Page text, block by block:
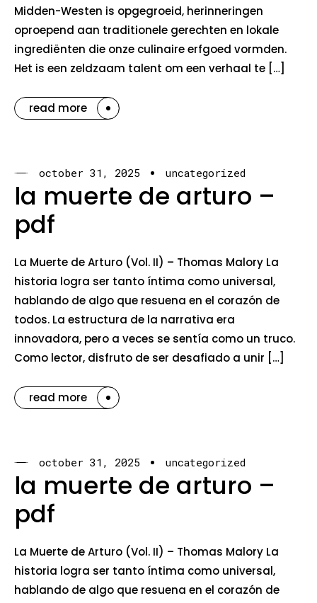
Midden-Westen is opgegroeid, herinneringen
oproepend aan traditionele gerechten en lokale
ingrediënten die onze culinaire erfgoed vormden.
Het is een zeldzaam talent om een verhaal te […]
read more
october 31, 2025 uncategorized
la muerte de arturo –
pdf
La Muerte de Arturo (Vol. II) – Thomas Malory La
historia logra ser tanto íntima como universal,
hablando de algo que resuena en el corazón de
todos. La estructura de la narrativa era
innovadora, pero a veces se sentía como un truco.
Como lector, disfruto de ser desafiado a unir […]
read more
october 31, 2025 uncategorized
la muerte de arturo –
pdf
La Muerte de Arturo (Vol. II) – Thomas Malory La
historia logra ser tanto íntima como universal,
hablando de algo que resuena en el corazón de